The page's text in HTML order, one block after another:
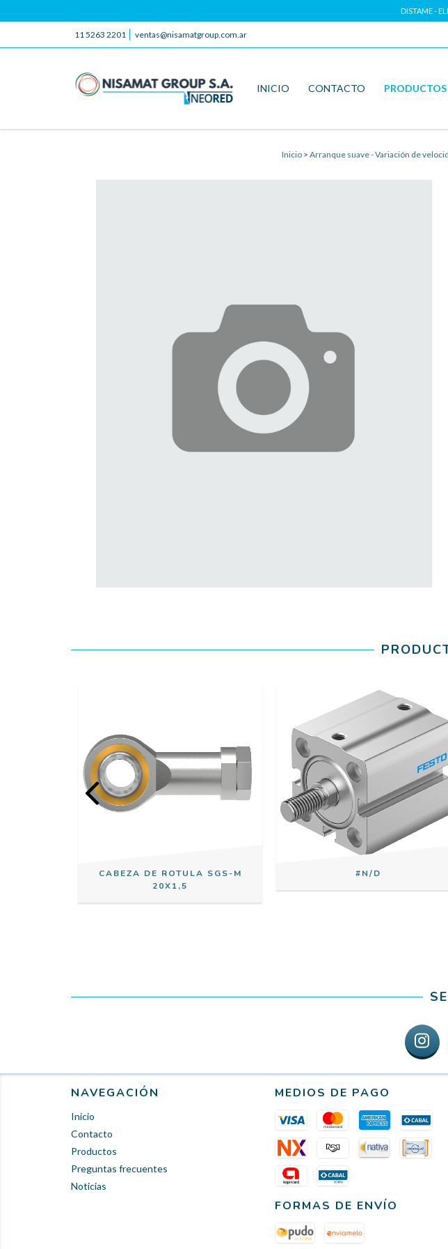
DISTAME -
11 5263 2201 ventas@nisamatgroup.com.ar
INICIO CONTACTO PRODUCTOS
Inicio > Arranque suave - Variación de
CABEZA DE ROTULA SGS-M
20X1,5
#N/D
NAVEGACIÓN
Inicio
Contacto
Productos
Preguntas frecuentes
Noticias
MEDIOS DE PAGO
FORMAS DE ENVÍO